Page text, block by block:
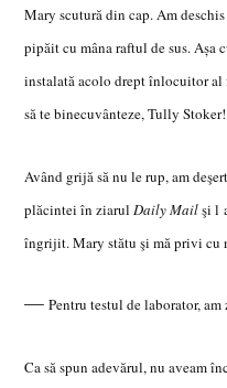
Mary scutură din cap. Am
pipăit cu mâna raftul de sus. Aşa
instalată acolo drept înlocuitor
să te binecuvânteze, Tully Stoker!
Având grijă să nu le rup, am
plăcintei în ziarulDaily Mailşi l
îngrijit. Mary stătu şi mă privi cu
—Pentru testul de laborator,am
Ca să spun adevărul, nu aveam